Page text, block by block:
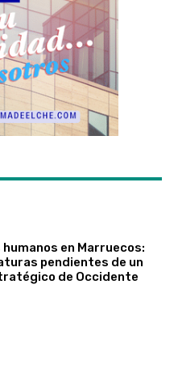
humanos en Marruecos:
pendientes de un
de Occidente